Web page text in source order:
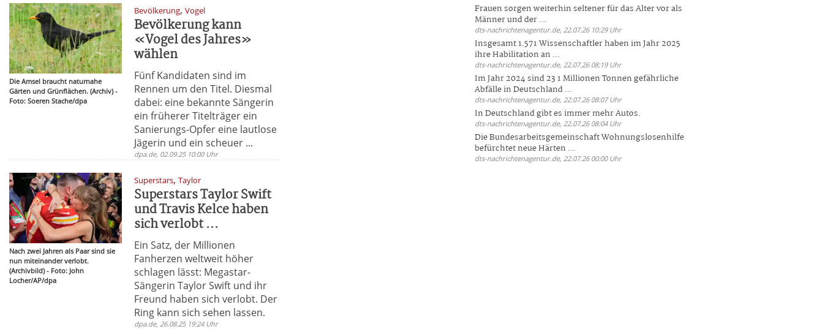
Die Amsel braucht naturnahe
Gärten und Grünflächen. (Archiv) -
Foto: Soeren Stache/dpa
Bevölkerung,Vogel
Bevölkerung kann
«Vogel des Jahres»
wählen
Fünf Kandidaten sind im
Rennen um den Titel. Diesmal
dabei: eine bekannte Sängerin
ein früherer Titelträger ein
Sanierungs-Opfer eine lautlose
Jägerin und ein scheuer ...
dpa.de, 02.09.25 10:00 Uhr
Nach zwei Jahren als Paar sind sie
nun miteinander verlobt.
(Archivbild) - Foto: John
Locher/AP/dpa
Superstars,Taylor
Superstars Taylor Swift
und Travis Kelce haben
sich verlobt ...
Ein Satz, der Millionen
Fanherzen weltweit höher
schlagen lässt: Megastar-
Sängerin Taylor Swift und ihr
Freund haben sich verlobt. Der
Ring kann sich sehen lassen.
dpa.de, 26.08.25 19:24 Uhr
Frauen sorgen weiterhin seltener für das Alter vor als
Männer und der ...
dts-nachrichtenagentur.de, 22.07.26 10:29 Uhr
Insgesamt 1.571 Wissenschaftler haben im Jahr 2025
ihre Habilitation an ...
dts-nachrichtenagentur.de, 22.07.26 08:19 Uhr
Im Jahr 2024 sind 23 1 Millionen Tonnen gefährliche
Abfälle in Deutschland ...
dts-nachrichtenagentur.de, 22.07.26 08:07 Uhr
In Deutschland gibt es immer mehr Autos.
dts-nachrichtenagentur.de, 22.07.26 08:04 Uhr
Die Bundesarbeitsgemeinschaft Wohnungslosenhilfe
befürchtet neue Härten ...
dts-nachrichtenagentur.de, 22.07.26 00:00 Uhr